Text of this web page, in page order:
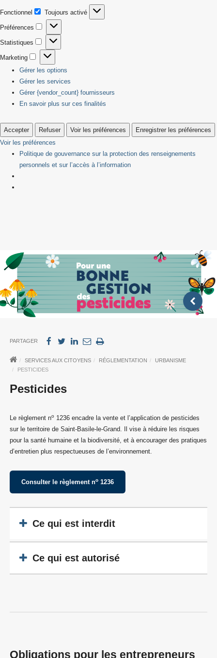
Fonctionnel
Fonctionnel
Toujours activé
Préférences
Préférences
Statistiques
Statistiques
Marketing
Marketing
Gérer les options
Gérer les services
Gérer {vendor_count} fournisseurs
En savoir plus sur ces finalités
Accepter Refuser Voir les préférences
Enregistrer les préférences
Voir les préférences
Politique de gouvernance sur la protection des renseignements
personnels et sur l’accès à l’information
PARTAGER
SERVICES AUX CITOYENS RÉGLEMENTATION
URBANISME
PESTICIDES
Pesticides
Le règlement no 1236 encadre la vente et l’application de pesticides
sur le territoire de Saint-Basile-le-Grand. Il vise à réduire les risques
pour la santé humaine et la biodiversité, et à encourager des pratiques
d’entretien plus respectueuses de l’environnement.
Consulter le règlement no 1236
Ce qui est interdit
Ce qui est autorisé
Obligations pour les entrepreneurs